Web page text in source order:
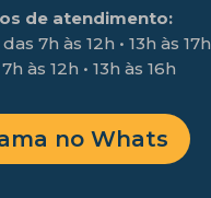
de atendimento:
das 7h às 12h • 13h às 17h
às 12h • 13h às 16h
no Whats